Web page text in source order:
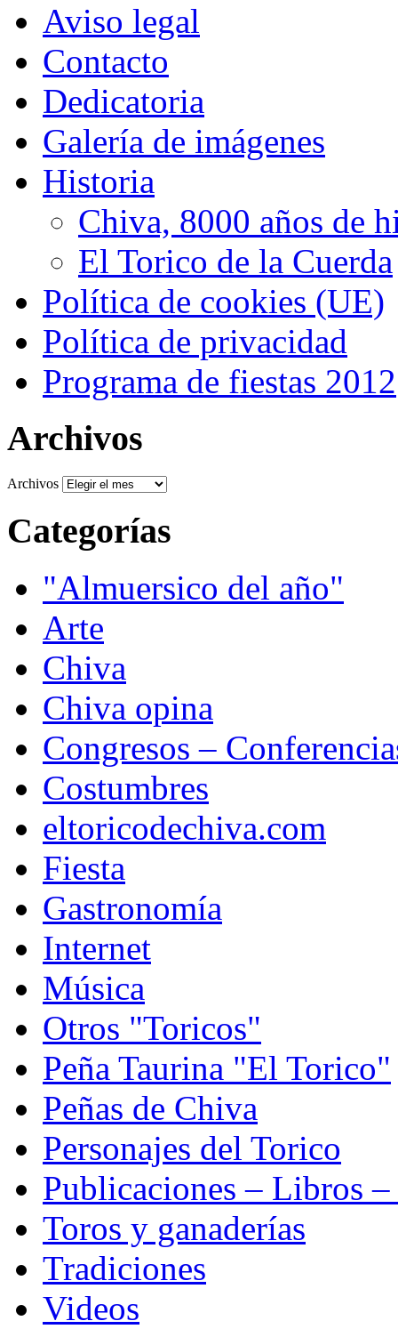
Aviso legal
Contacto
Dedicatoria
Galería de imágenes
Historia
Chiva, 8000 años de
El Torico de la Cuerda
Política de cookies (UE)
Política de privacidad
Programa de fiestas 2012
Archivos
Archivos
Categorías
"Almuersico del año"
Arte
Chiva
Chiva opina
Congresos –
Costumbres
eltoricodechiva.com
Fiesta
Gastronomía
Internet
Música
Otros "Toricos"
Peña Taurina "El Torico"
Peñas de Chiva
Personajes del Torico
Publicaciones – Libros –
Toros y ganaderías
Tradiciones
Videos